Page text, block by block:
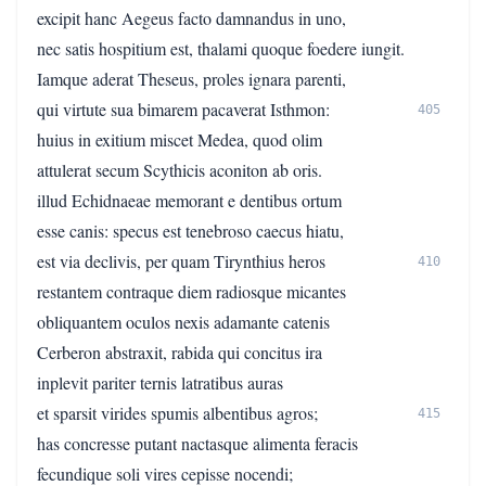
excipit hanc Aegeus facto damnandus in uno,
nec satis hospitium est, thalami quoque foedere iungit.
Iamque aderat Theseus, proles ignara parenti,
qui virtute sua bimarem pacaverat Isthmon:
405
huius in exitium miscet Medea, quod olim
attulerat secum Scythicis aconiton ab oris.
illud Echidnaeae memorant e dentibus ortum
esse canis: specus est tenebroso caecus hiatu,
est via declivis, per quam Tirynthius heros
410
restantem contraque diem radiosque micantes
obliquantem oculos nexis adamante catenis
Cerberon abstraxit, rabida qui concitus ira
inplevit pariter ternis latratibus auras
et sparsit virides spumis albentibus agros;
415
has concresse putant nactasque alimenta feracis
fecundique soli vires cepisse nocendi;